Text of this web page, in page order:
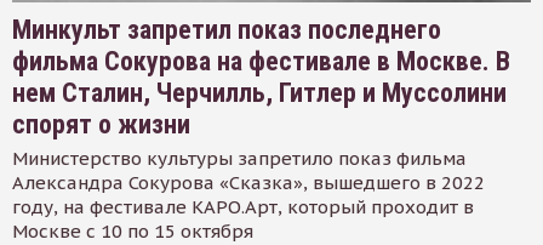
Минкульт запретил показ последнего
фильма Сокурова на фестивале в Москве. В
нем Сталин, Черчилль, Гитлер и Муссолини
спорят о жизни
Министерство культуры запретило показ фильма
Александра Сокурова «Сказка», вышедшего в 2022
году, на фестивале КАРО.Арт, который проходит в
Москве с 10 по 15 октября